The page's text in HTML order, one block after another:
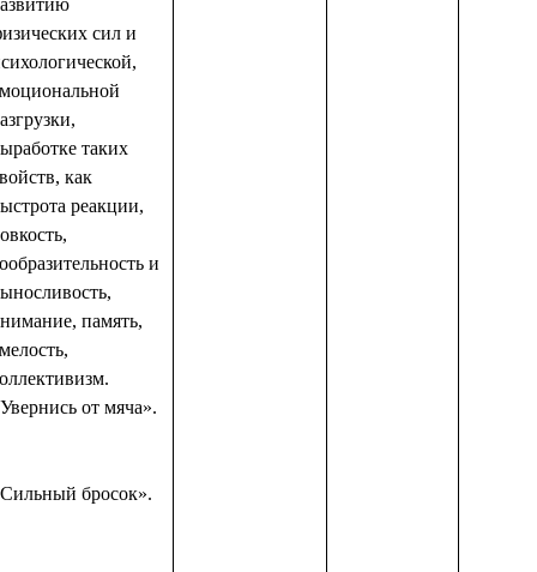
сил и
таких
как
реакции,
и
память,
от мяча».
бросок».